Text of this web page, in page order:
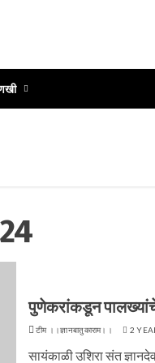
पुणेकरांकडून
टीम ।।ज्ञानबातुकाराम।। 2
सायंकाळी उशिरा संत